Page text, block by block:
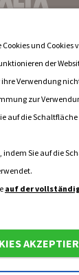
und Cookies
der
Verwendung
zur
auf die Schaltfläche
indem Sie auf die
auf der